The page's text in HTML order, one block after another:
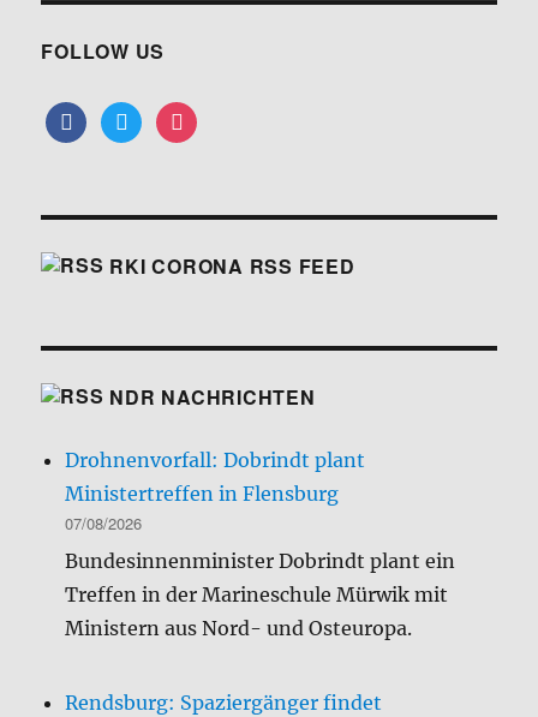
FOLLOW US
facebooktwitterinstagram
RKI CORONA RSS FEED
NDR NACHRICHTEN
Drohnenvorfall: Dobrindt plant
Ministertreffen in Flensburg
07/08/2026
Bundesinnenminister Dobrindt plant ein
Treffen in der Marineschule Mürwik mit
Ministern aus Nord- und Osteuropa.
Rendsburg: Spaziergänger findet